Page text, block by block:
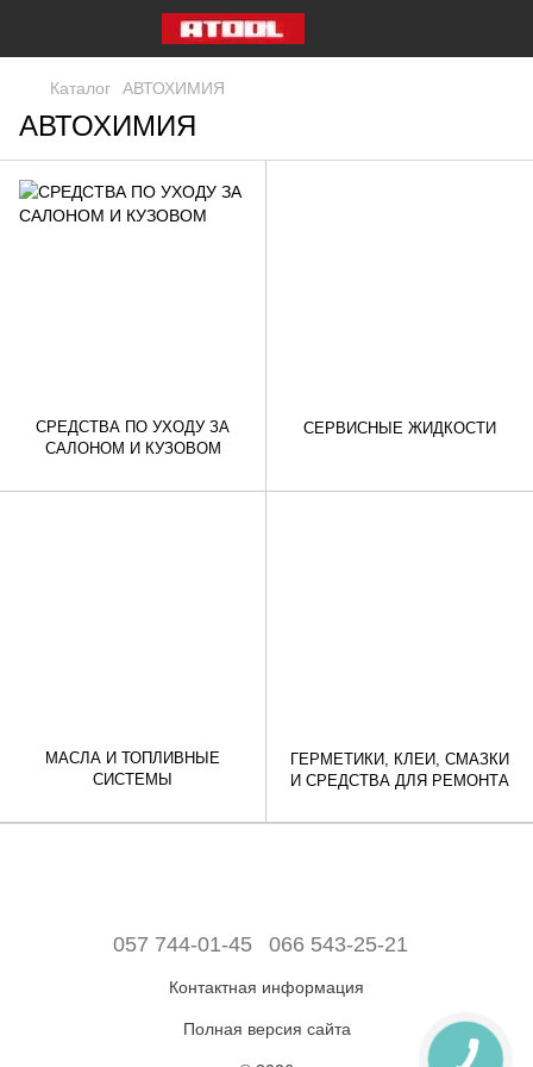
Каталог АВТОХИМИЯ
АВТОХИМИЯ
СРЕДСТВА ПО УХОДУ ЗА
САЛОНОМ И КУЗОВОМ
СЕРВИСНЫЕ ЖИДКОСТИ
МАСЛА И ТОПЛИВНЫЕ
СИСТЕМЫ
ГЕРМЕТИКИ, КЛЕИ, СМАЗКИ
И СРЕДСТВА ДЛЯ РЕМОНТА
057 744-01-45 066 543-25-21
Контактная информация
Полная версия сайта